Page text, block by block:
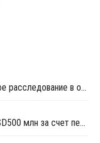
Великобритания начала антидемпинговое расследование в отношении импорта ЛПНП из США
Dow ожидает увеличения EBITDA на USD500 млн за счет переработки отходов к 2030 году